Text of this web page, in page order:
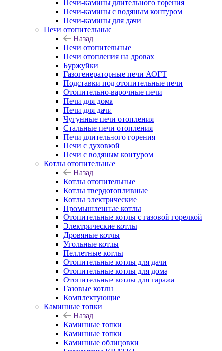
Печи-камины длительного горения
Печи-камины с водяным контуром
Печи-камины для дачи
Печи отопительные
Назад
Печи отопительные
Печи отопления на дровах
Буржуйки
Газогенераторные печи АОГТ
Подставки под отопительные печи
Отопительно-варочные печи
Печи для дома
Печи для дачи
Чугунные печи отопления
Стальные печи отопления
Печи длительного горения
Печи с духовкой
Печи с водяным контуром
Котлы отопительные
Назад
Котлы отопительные
Котлы твердотопливные
Котлы электрические
Промышленные котлы
Отопительные котлы с газовой горелкой
Электрические котлы
Дровяные котлы
Угольные котлы
Пеллетные котлы
Отопительные котлы для дачи
Отопительные котлы для дома
Отопительные котлы для гаража
Газовые котлы
Комплектующие
Каминные топки
Назад
Каминные топки
Каминные топки
Каминные облицовки